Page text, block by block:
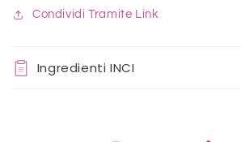
Condividi Tramite Link
Ingredienti INCI